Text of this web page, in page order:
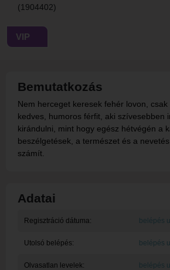
(1904402)
VIP
Bemutatkozás
Nem herceget keresek fehér lovon, csak
kedves, humoros férfit, aki szívesebben
kirándulni, mint hogy egész hétvégén a
beszélgetések, a természet és a
számít.
Adatai
Regisztráció dátuma: belépés
Utolsó belépés: belépés
Olvasatlan levelek: belépés